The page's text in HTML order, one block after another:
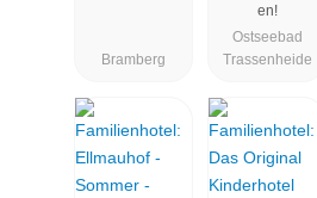
Bramberg
en!
Ostseebad
Trassenheide